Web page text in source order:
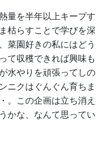
量を半年以上キープす
枯らすことで学びを深
菜園好きの私にはどう
て収穫できれば興味も
水やりを頑張ってしの
ニクはぐんぐん育ちま
。この企画は立ち消え
かな、なんて思ってい